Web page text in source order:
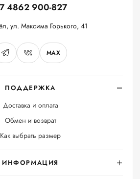
ПОДДЕРЖКА
Доставка и оплата
Обмен и возврат
Как выбрать размер
ИНФОРМАЦИЯ
4862 900-827
ул. Максима Горького, 41
MAX